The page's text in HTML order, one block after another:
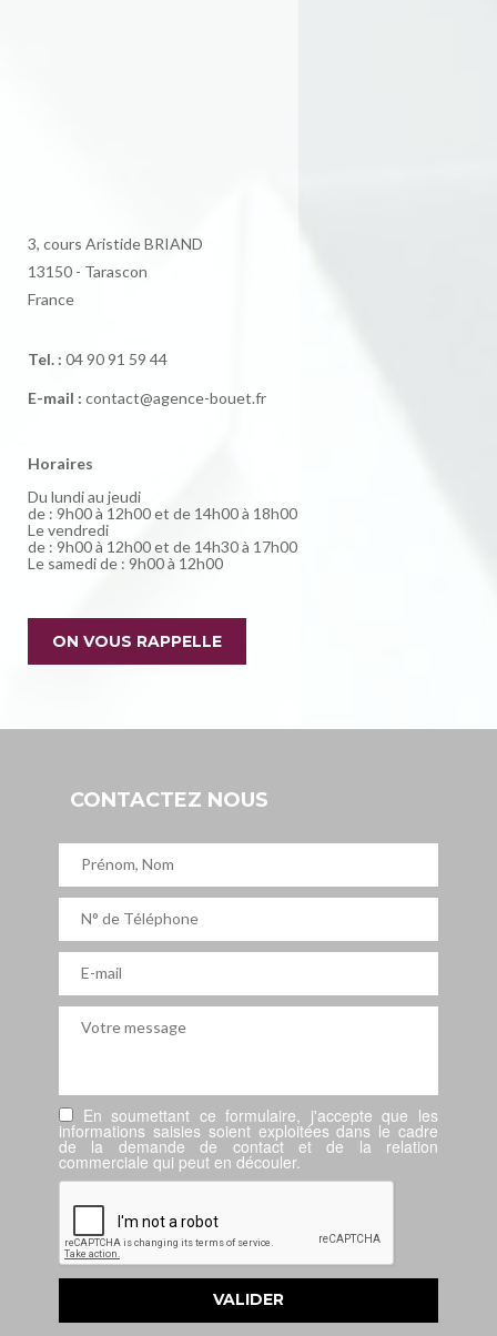
3, cours Aristide BRIAND
13150 - Tarascon
France
Tel. : 04 90 91 59 44
E-mail : contact@agence-bouet.fr
Horaires
Du lundi au jeudi
de : 9h00 à 12h00 et de 14h00 à 18h00
Le vendredi
de : 9h00 à 12h00 et de 14h30 à 17h00
Le samedi de : 9h00 à 12h00
ON VOUS RAPPELLE
CONTACTEZ NOUS
En soumettant ce formulaire, j'accepte que les
informations saisies soient exploitées dans le cadre
de la demande de contact et de la relation
commerciale qui peut en découler.